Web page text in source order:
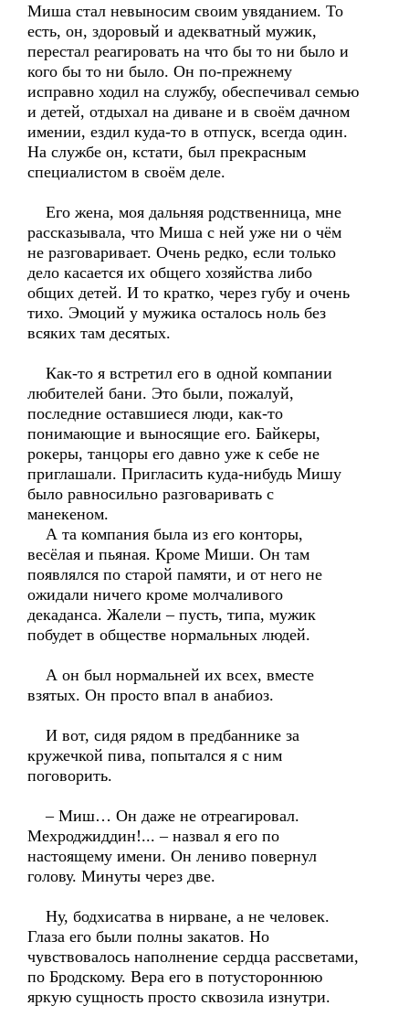
Миша стал невыносим своим увяданием. То
есть, он, здоровый и адекватный мужик,
перестал реагировать на что бы то ни было и
кого бы то ни было. Он по-прежнему
исправно ходил на службу, обеспечивал семью
и детей, отдыхал на диване и в своём дачном
имении, ездил куда-то в отпуск, всегда один.
На службе он, кстати, был прекрасным
специалистом в своём деле.
Его жена, моя дальняя родственница, мне
рассказывала, что Миша с ней уже ни о чём
не разговаривает. Очень редко, если только
дело касается их общего хозяйства либо
общих детей. И то кратко, через губу и очень
тихо. Эмоций у мужика осталось ноль без
всяких там десятых.
Как-то я встретил его в одной компании
любителей бани. Это были, пожалуй,
последние оставшиеся люди, как-то
понимающие и выносящие его. Байкеры,
рокеры, танцоры его давно уже к себе не
приглашали. Пригласить куда-нибудь Мишу
было равносильно разговаривать с
манекеном.
А та компания была из его конторы,
весёлая и пьяная. Кроме Миши. Он там
появлялся по старой памяти, и от него не
ожидали ничего кроме молчаливого
декаданса. Жалели – пусть, типа, мужик
побудет в обществе нормальных людей.
А он был нормальней их всех, вместе
взятых. Он просто впал в анабиоз.
И вот, сидя рядом в предбаннике за
кружечкой пива, попытался я с ним
поговорить.
– Миш… Он даже не отреагировал.
Мехроджиддин!... – назвал я его по
настоящему имени. Он лениво повернул
голову. Минуты через две.
Ну, бодхисатва в нирване, а не человек.
Глаза его были полны закатов. Но
чувствовалось наполнение сердца рассветами,
по Бродскому. Вера его в потустороннюю
яркую сущность просто сквозила изнутри.